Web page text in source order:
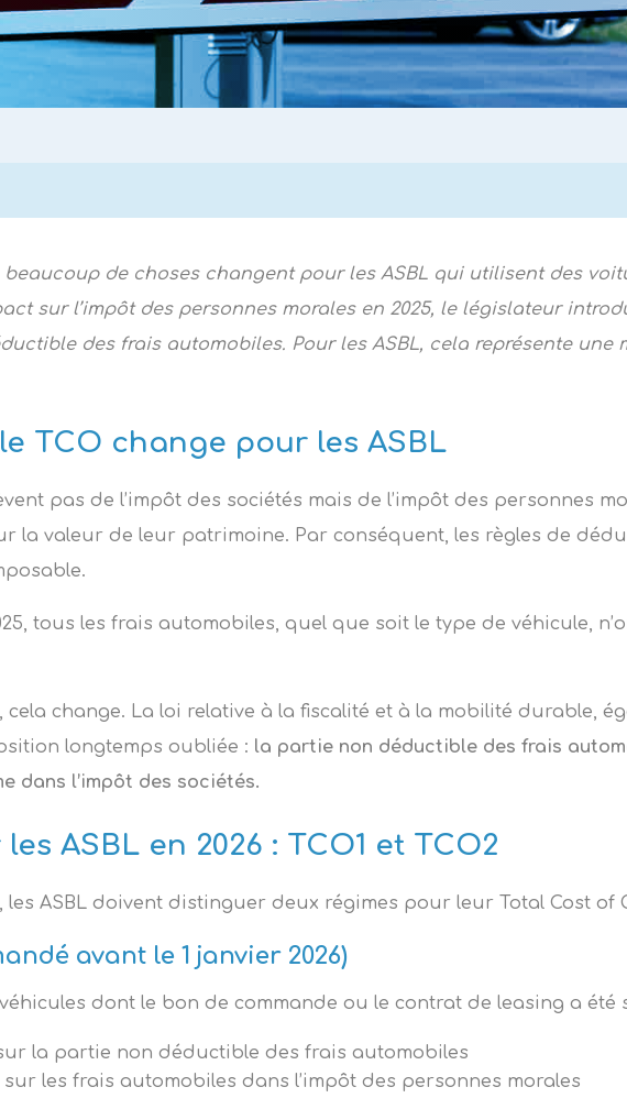
beaucoup de choses changent pour les ASBL qui utilisent des
sur l’impôt des personnes morales en 2025, le législateur
des frais automobiles. Pour les ASBL, cela représente
TCO change pour les ASBL
pas de l’impôt des sociétés mais de l’impôt des personnes
la valeur de leur patrimoine. Par conséquent, les règles de
tous les frais automobiles, quel que soit le type de véhicule,
cela change. La loi relative à la fiscalité et à la mobilité durable,
longtemps oubliée : la partie non déductible des frais
dans l’impôt des sociétés.
ASBL en 2026 : TCO1 et TCO2
les ASBL doivent distinguer deux régimes pour leur Total Cost of
avant le 1 janvier 2026)
dont le bon de commande ou le contrat de leasing a été
la partie non déductible des frais automobiles
les frais automobiles dans l’impôt des personnes morales